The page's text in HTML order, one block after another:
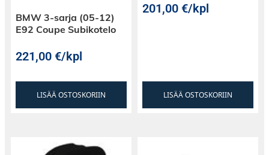
BMW 3-sarja (05-12)
E92 Coupe Subikotelo
221,00€/kpl
LISÄÄ OSTOSKORIIN
201,00€/kpl
LISÄÄ OSTOSKORIIN